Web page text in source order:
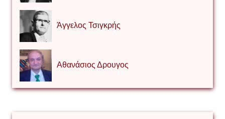
Άγγελος Τσιγκρής
Αθανάσιος Δρουγος